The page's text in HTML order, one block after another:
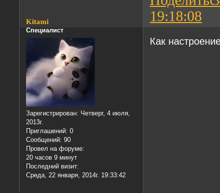
19:18:08
Kitami
Специалист
Зарегистрирован: Четверг, 4 июля,
2013г.
Приглашений: 0
Сообщений: 90
Провел на форуме:
20 часов 9 минут
Последний визит:
Среда, 22 января, 2014г. 19:33:42
Как